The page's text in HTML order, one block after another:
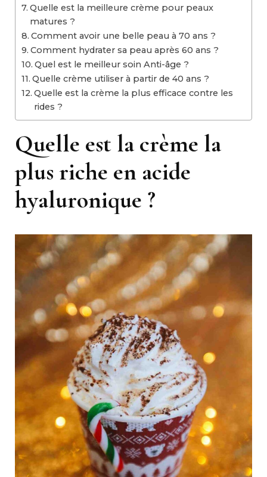
Quelle est la meilleure crème pour peaux
matures ?
Comment avoir une belle peau à 70 ans ?
Comment hydrater sa peau après 60 ans ?
Quel est le meilleur soin Anti-âge ?
Quelle crème utiliser à partir de 40 ans ?
Quelle est la crème la plus efficace contre les
rides ?
Quelle est la crème la
plus riche en acide
hyaluronique ?